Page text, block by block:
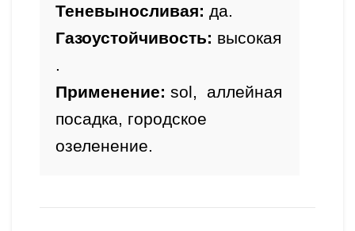
Теневыносливая: да.
Газоустойчивость: высокая
.
Применение: sol,  аллейная
посадка, городское
озеленение.